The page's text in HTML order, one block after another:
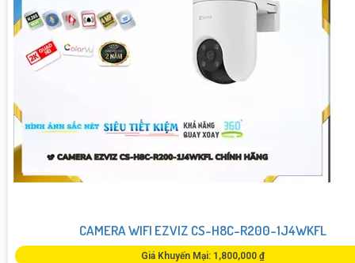
CAMERA WIFI EZVIZ CS-H8C-R200-1J4WKFL
Giá Khuyến Mại: 1,800,000 ₫